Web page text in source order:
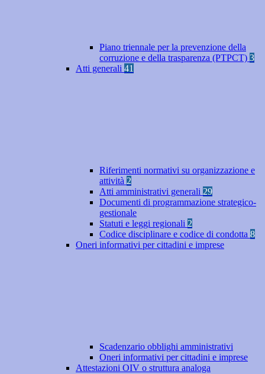
Piano triennale per la prevenzione della
corruzione e della trasparenza (PTPCT) 3
Atti generali 41
Riferimenti normativi su organizzazione e
attività 2
Atti amministrativi generali 29
Documenti di programmazione strategico-
gestionale
Statuti e leggi regionali 2
Codice disciplinare e codice di condotta 8
Oneri informativi per cittadini e imprese
Scadenzario obblighi amministrativi
Oneri informativi per cittadini e imprese
Attestazioni OIV o struttura analoga